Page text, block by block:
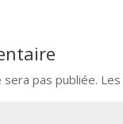
pas publiée.